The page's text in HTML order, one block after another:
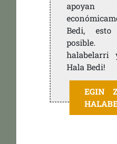
apoyan
Bedi,
posible.
halabelarri
Hala Bedi!
EGIN